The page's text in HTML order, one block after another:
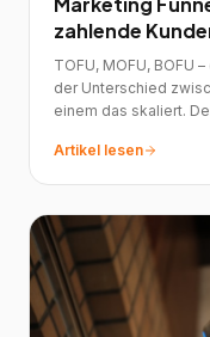
zahlende
TOFU, MOFU, BOFU
der Unterschied
einem das skaliert.
Artikel lesen